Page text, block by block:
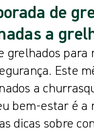
de
a
para
Este
a
bem-estar é
dicas sobre